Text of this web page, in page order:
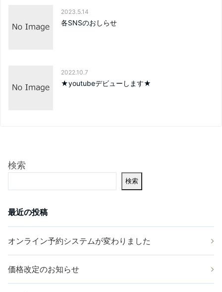
2023.5.14
各SNSのおしらせ
2022.10.7
★youtubeデビューします★
検索
検索
最近の投稿
オンライン予約システムが変わりました
価格改定のお知らせ